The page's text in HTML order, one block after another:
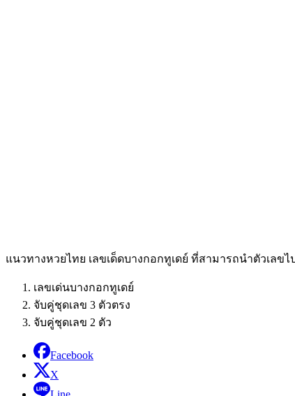
แนวทางหวยไทย เลขเด็ดบางกอกทูเดย์ ที่สามารถนำตัวเลข
เลขเด่นบางกอกทูเดย์
จับคู่ชุดเลข 3 ตัวตรง
จับคู่ชุดเลข 2 ตัว
Facebook
X